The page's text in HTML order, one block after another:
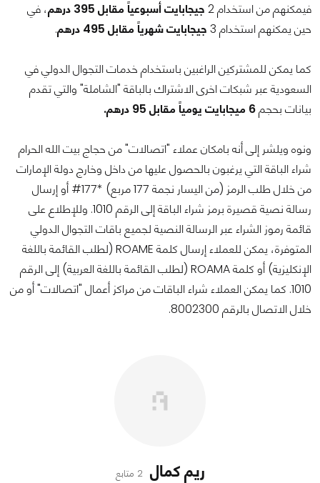
فيمكنهم من استخدام 2
جيجابايت أسبوعياً مقابل 395 درهم
، في
حين يمكنهم استخدام 3
جيجابايت شهرياً مقابل 495 درهم .
كما يمكن للمشتركين الراغبين باستخدام خدمات التجوال الدولي في
السعودية عبر شبكات اخرى الاشتراك بالباقة "الشاملة" والتي تقدم
بيانات بحجم
ونوه ويلشر إلى أنه بامكان عملاء "اتصالات" من حجاج بيت الله الحرام
شراء الباقة التي يرغبون بالحصول عليها من داخل وخارج دولة الإمارات
من خلال طلب الرمز (من اليسار نجمة 177 مربع) *177# أو إرسال
رسالة نصية قصيرة برمز شراء الباقة إلى الرقم 1010. وللإطلاع على
قائمة رموز الشراء عبر الرسالة النصية لجميع باقات التجوال الدولي
المتوفرة، يمكن للعملاء إرسال كلمة ROAME (لطلب القائمة باللغة
الإنكليزية) أو كلمة ROAMA (لطلب القائمة باللغة العربية) إلى الرقم
1010. كما يمكن العملاء شراء الباقات من مراكز أعمال "اتصالات" أو من
خلال الاتصال بالرقم 8002300.
ريم كمال 2 متابع